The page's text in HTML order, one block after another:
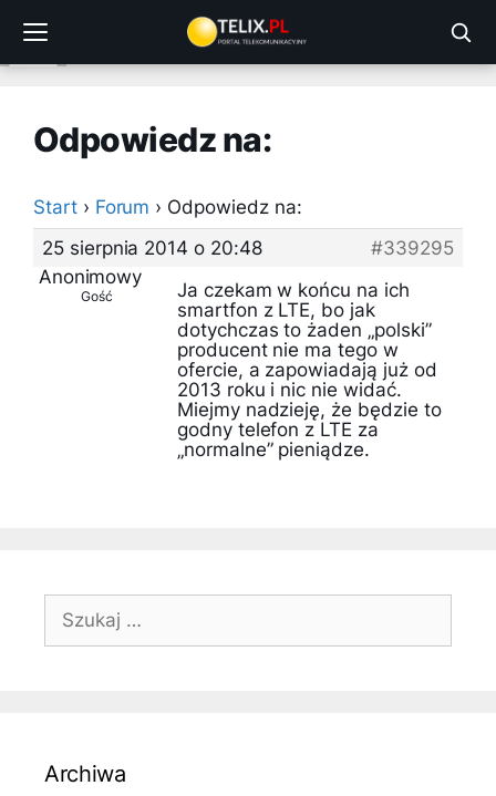
treści
Odpowiedz na:
Start › Forum › Odpowiedz na:
25 sierpnia 2014 o 20:48
#339295
Anonimowy
Gość
Ja czekam w końcu na ich
smartfon z LTE, bo jak
dotychczas to żaden „polski”
producent nie ma tego w
ofercie, a zapowiadają już od
2013 roku i nic nie widać.
Miejmy nadzieję, że będzie to
godny telefon z LTE za
„normalne” pieniądze.
Szukaj:
Archiwa